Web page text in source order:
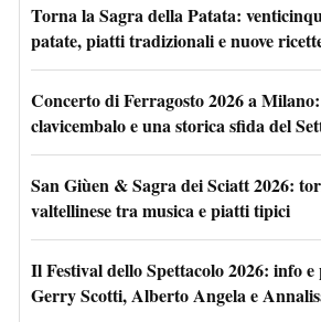
Torna la Sagra della Patata:
patate, piatti tradizionali e nuove
Concerto di Ferragosto 2026 a
clavicembalo e una storica sfida del
San Giùen & Sagra dei Sciatt 2026:
valtellinese tra musica e piatti tipici
Il Festival dello Spettacolo 2026: info
Gerry Scotti, Alberto Angela e